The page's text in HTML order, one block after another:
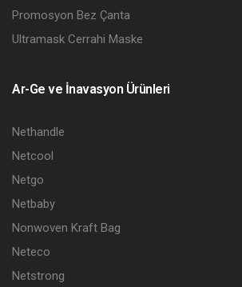
Ar-Ge ve İnavasyon Ürünleri
Nethandle
Netcool
Netgo
Netbaby
Nonwoven Kraft Bag
Neteco
Netstrong
Promosyon Bez Çanta
Ultramask Cerrahi Maske